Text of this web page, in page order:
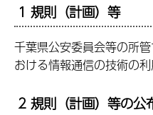
1 規則（計画）等
千葉県公安委員会等の所
おける情報通信の技術の
2 規則（計画）等の公